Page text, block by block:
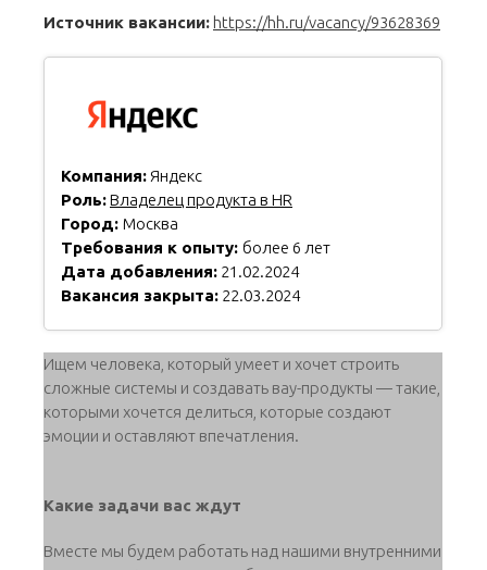
Источник вакансии: https://hh.ru/vacancy/93628369
Компания: Яндекс
Роль:Владелец продукта в HR
Город: Москва
Требования к опыту: более 6 лет
Дата добавления: 21.02.2024
Вакансия закрыта: 22.03.2024
Ищем человека, который умеет и хочет строить
сложные системы и создавать вау-продукты — такие,
которыми хочется делиться, которые создают
эмоции и оставляют впечатления.
Какие задачи вас ждут
Вместе мы будем работать над нашими внутренними